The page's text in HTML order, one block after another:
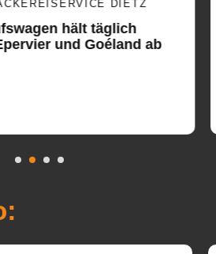
DIETZ
hält täglich
und Goéland ab